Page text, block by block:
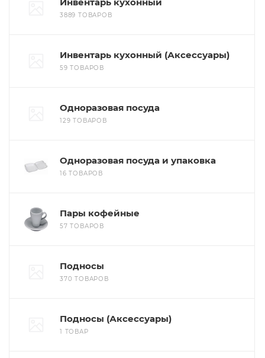
3889 ТОВАРОВ
Инвентарь кухонный (Аксессуары)
59 ТОВАРОВ
Одноразовая посуда
129 ТОВАРОВ
Одноразовая посуда и упаковка
16 ТОВАРОВ
Пары кофейные
57 ТОВАРОВ
Подносы
370 ТОВАРОВ
Подносы (Аксессуары)
1 ТОВАР